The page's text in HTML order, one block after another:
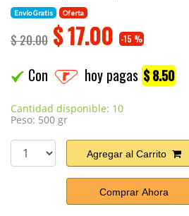
Envío Gratis Oferta
$ 20.00 $17.00 -15 %
Con hoy pagas $ 8.50
Cantidad disponible: 10
Peso: 500 gr
Agregar al Carrito
Comprar Ahora